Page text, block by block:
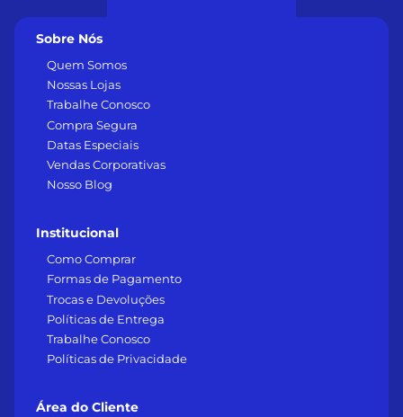
Sobre Nós
Quem Somos
Nossas Lojas
Trabalhe Conosco
Compra Segura
Datas Especiais
Vendas Corporativas
Nosso Blog
Institucional
Como Comprar
Formas de Pagamento
Trocas e Devoluções
Políticas de Entrega
Trabalhe Conosco
Políticas de Privacidade
Área do Cliente